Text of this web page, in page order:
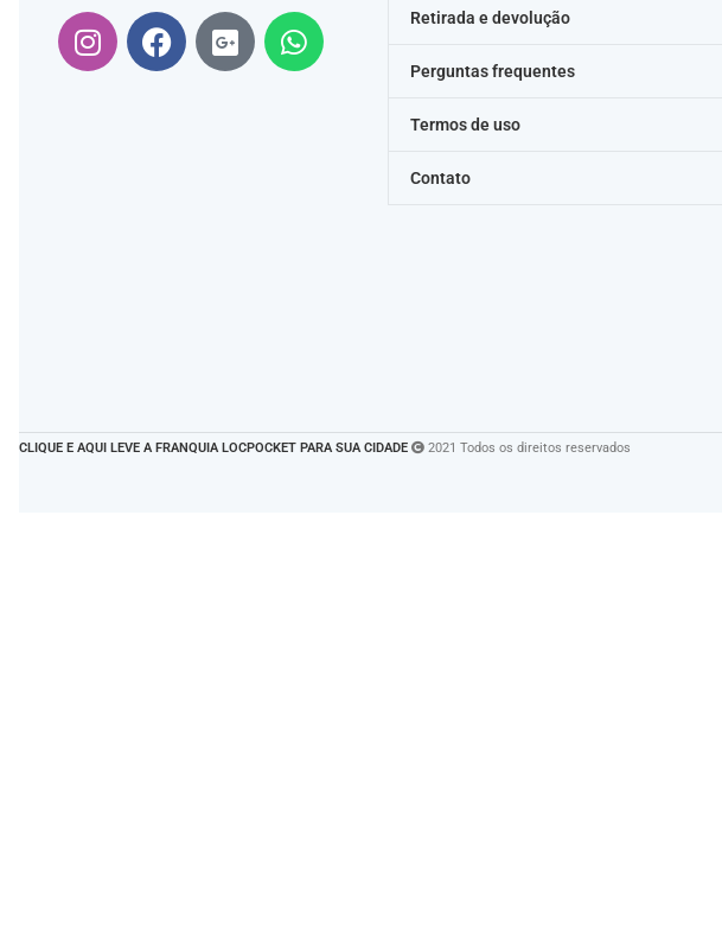
Retirada e devolução
Perguntas frequentes
Termos de uso
Contato
CLIQUE E AQUI LEVE A FRANQUIA LOCPOCKET PARA SUA CIDADE 2021 Todos os direitos reservados